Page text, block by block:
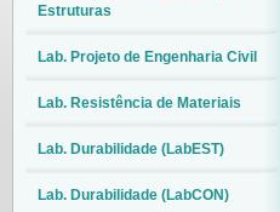
Estruturas
Lab. Projeto de Engenharia Civil
Lab. Resistência de Materiais
Lab. Durabilidade (LabEST)
Lab. Durabilidade (LabCON)